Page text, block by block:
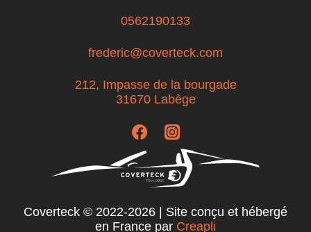
0562190133
frederic@coverteck.com
212, Impasse de la bourgade
31670 Labège
Coverteck © 2022-2026 | Site conçu et hébergé
en France par Creapli